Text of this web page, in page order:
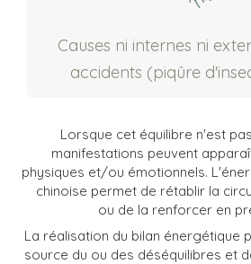
Causes ni internes ni
accidents (piqûre
Lorsque cet équilibre n'est
manifestations peuvent
physiques et/ou émotionnels.
chinoise permet de rétablir la
ou de la renforcer en
La réalisation du bilan énergétique
source du ou des déséquilibres et